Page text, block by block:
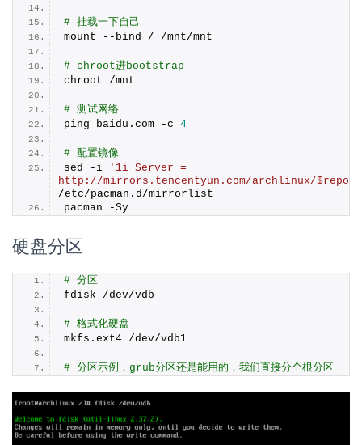
# 挂载一下自己
mount --bind / /mnt/mnt
# chroot进bootstrap
chroot /mnt
# 测试网络
ping baidu. com -c 4
# 配置镜像
sed -i
'1i Server =
http://mirrors.tencentyun.com/archlinux/$repo/
/etc/pacman. d /mirrorlist
pacman -Sy
硬盘分区
# 分区
fdisk /dev/vdb
# 格式化硬盘
mkfs. ext4 /dev/vdb1
# 分区示例，grub分区还是能用的，我们直接分个根分区